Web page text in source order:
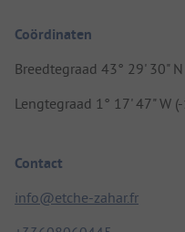
Coördinaten
Breedtegraad 43° 29' 30"
Lengtegraad 1° 17' 47" W
Contact
info@etche-zahar.fr